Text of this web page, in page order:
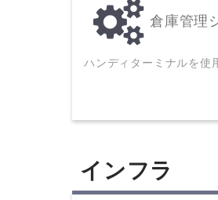
倉庫管理
ハンディターミナルを使
インフラ